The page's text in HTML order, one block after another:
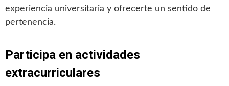
experiencia universitaria y ofrecerte un sentido de
pertenencia.
Participa en actividades
extracurriculares